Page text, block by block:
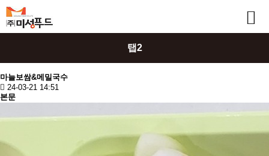
탭2
마늘보쌈&메밀국수
24-03-21 14:51
본문